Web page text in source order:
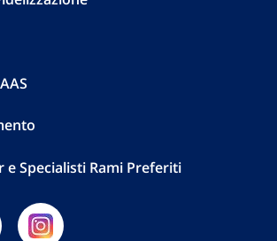
Specialisti Rami Preferiti